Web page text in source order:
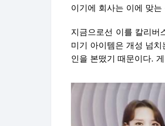
이기에 회사는 이에 맞
지금으로선 이를 칼리버
미기 아이템은 개성 넘
인을 본떴기 때문이다.